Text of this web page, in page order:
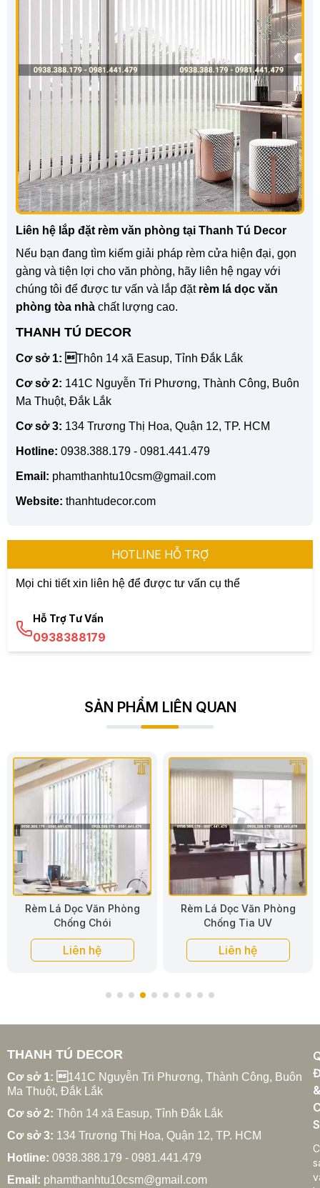
Liên hệ lắp đặt rèm văn phòng tại Thanh Tú Decor
Nếu bạn đang tìm kiếm giải pháp rèm cửa hiện đại, gọn
gàng và tiện lợi cho văn phòng, hãy liên hệ ngay với
chúng tôi để được tư vấn và lắp đặt rèm lá dọc văn
phòng tòa nhà chất lượng cao.
THANH TÚ DECOR
Cơ sở 1: Thôn 14 xã Easup, Tỉnh Đắk Lắk
Cơ sở 2: 141C Nguyễn Tri Phương, Thành Công, Buôn
Ma Thuột, Đắk Lắk
Cơ sở 3: 134 Trương Thị Hoa, Quận 12, TP. HCM
Hotline: 0938.388.179 - 0981.441.479
Email: phamthanhtu10csm@gmail.com
Website: thanhtudecor.com
HOTLINE HỖ TRỢ
Mọi chi tiết xin liên hệ để được tư vấn cụ thể
Hỗ Trợ Tư Vấn
0938388179
SẢN PHẨM LIÊN QUAN
Rèm Lá Dọc Văn Phòng
Chống Tia UV
Liên hệ
Rèm Lá Dọc Vải Văn Phòng
Liên hệ
THANH TÚ DECOR
Cơ sở 1: 141C Nguyễn Tri Phương, Thành Công, Buôn
Ma Thuột, Đắk Lắk
Cơ sở 2: Thôn 14 xã Easup, Tỉnh Đắk Lắk
Cơ sở 3: 134 Trương Thị Hoa, Quận 12, TP. HCM
Hotline: 0938.388.179 - 0981.441.479
Email: phamthanhtu10csm@gmail.com
&